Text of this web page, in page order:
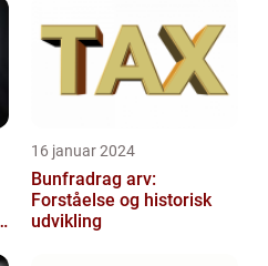
16 januar 2024
Bunfradrag arv:
Forståelse og historisk
udvikling